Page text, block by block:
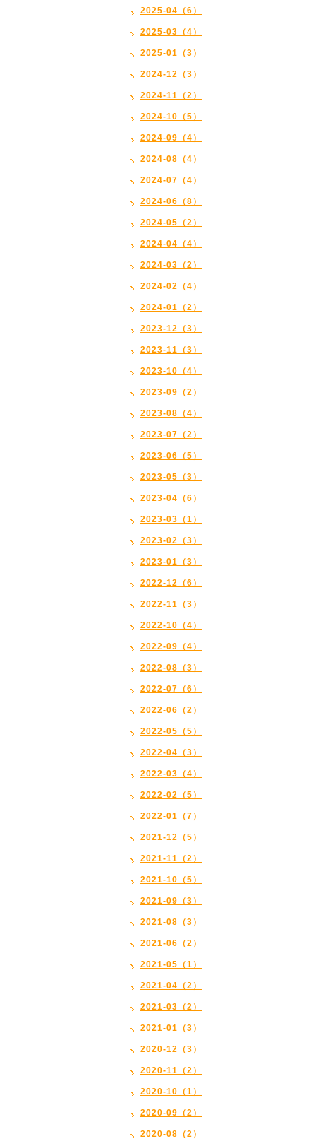
2025-04（6）
2025-03（4）
2025-01（3）
2024-12（3）
2024-11（2）
2024-10（5）
2024-09（4）
2024-08（4）
2024-07（4）
2024-06（8）
2024-05（2）
2024-04（4）
2024-03（2）
2024-02（4）
2024-01（2）
2023-12（3）
2023-11（3）
2023-10（4）
2023-09（2）
2023-08（4）
2023-07（2）
2023-06（5）
2023-05（3）
2023-04（6）
2023-03（1）
2023-02（3）
2023-01（3）
2022-12（6）
2022-11（3）
2022-10（4）
2022-09（4）
2022-08（3）
2022-07（6）
2022-06（2）
2022-05（5）
2022-04（3）
2022-03（4）
2022-02（5）
2022-01（7）
2021-12（5）
2021-11（2）
2021-10（5）
2021-09（3）
2021-08（3）
2021-06（2）
2021-05（1）
2021-04（2）
2021-03（2）
2021-01（3）
2020-12（3）
2020-11（2）
2020-10（1）
2020-09（2）
2020-08（2）